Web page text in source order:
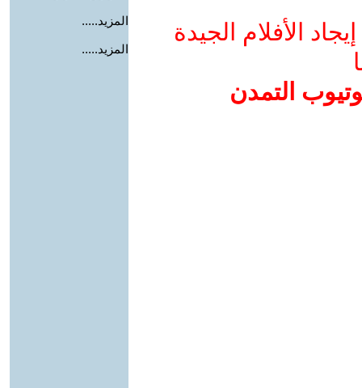
الأفلام الجيدة
التمدن
المزيد.....
المزيد.....